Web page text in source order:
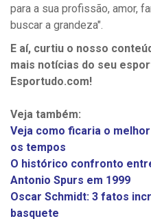
para a sua profissão, amor,
buscar a grandeza".
E aí, curtiu o nosso
mais notícias do seu
Esportudo.com!
Veja também:
Veja como ficaria o
os tempos
O histórico confronto
Antonio Spurs em 1999
Oscar Schmidt: 3 fatos
basquete